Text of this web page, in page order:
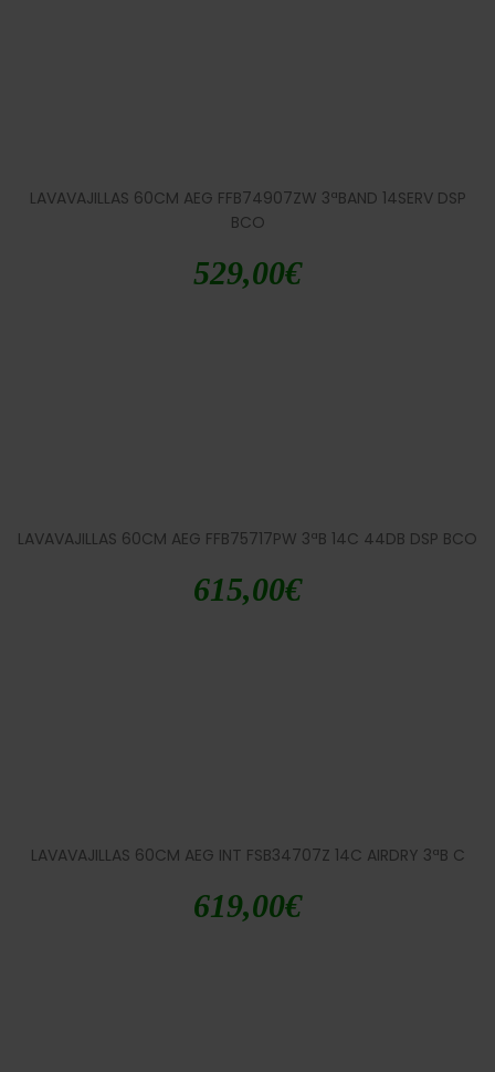
LAVAVAJILLAS 60CM AEG FFB74907ZW 3ªBAND 14SERV DSP
BCO
529,00€
LAVAVAJILLAS 60CM AEG FFB75717PW 3ªB 14C 44DB DSP BCO
615,00€
LAVAVAJILLAS 60CM AEG INT FSB34707Z 14C AIRDRY 3ªB C
619,00€